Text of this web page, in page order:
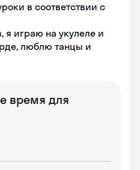
в соответствии с
я играю на укулеле и
люблю танцы и
время для